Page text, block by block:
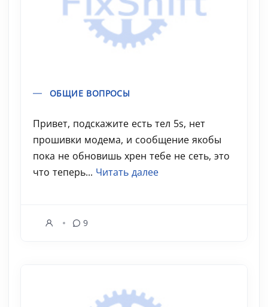
ОБЩИЕ ВОПРОСЫ
Привет, подскажите есть тел 5s, нет
прошивки модема, и сообщение якобы
пока не обновишь хрен тебе не сеть, это
что теперь... Читать далее
9